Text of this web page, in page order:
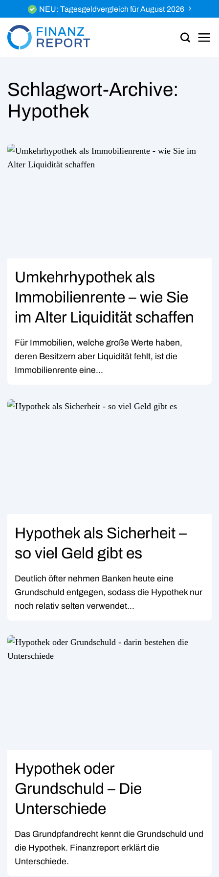
Inhalt
springen
NEU: Tagesgeldvergleich für August 2026
Schlagwort-Archive:
Hypothek
Umkehrhypothek als
Immobilienrente – wie Sie
im Alter Liquidität schaffen
Für Immobilien, welche große Werte haben,
deren Besitzern aber Liquidität fehlt, ist die
Immobilienrente eine...
Hypothek als Sicherheit –
so viel Geld gibt es
Deutlich öfter nehmen Banken heute eine
Grundschuld entgegen, sodass die Hypothek nur
noch relativ selten verwendet...
Hypothek oder
Grundschuld – Die
Unterschiede
Das Grundpfandrecht kennt die Grundschuld und
die Hypothek. Finanzreport erklärt die
Unterschiede.